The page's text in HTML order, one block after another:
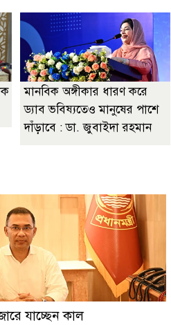
মানবিক অঙ্গীকার ধারণ করে
ড্যাব ভবিষ্যতেও মানুষের পাশে
দাঁড়াবে : ডা. জুবাইদা রহমান
যাচ্ছেন কাল